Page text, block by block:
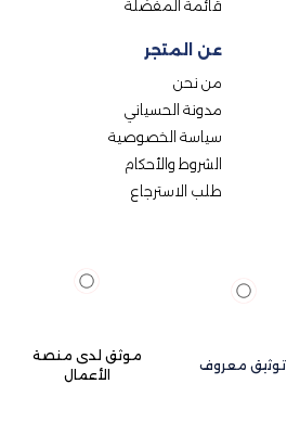
عن المتجر
من نحن
مدونة الحسياني
سياسة الخصوصية
الشروط والأحكام
طلب الاسترجاع
قائمة المفضلة
توثيق معروف
موثق لدى منصة
الأعمال